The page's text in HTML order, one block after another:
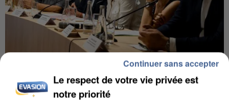
DE SOLIDARITÉ AVEC LES...
Le respect de votre vie privée est
notre priorité
Continuer sans accepter